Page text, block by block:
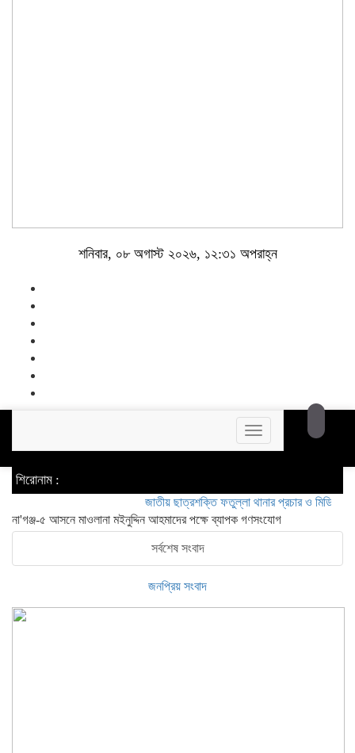
শনিবার, ০৮ অগাস্ট ২০২৬, ১২:৩১ অপরাহ্ন
Toggle
navigation
শিরোনাম :
জাতীয় ছাত্রশক্তি ফতুল্লা থানার প্রচার ও মিডিয়া সম্পাদক
না'গঞ্জ-৫ আসনে মাওলানা মইনুদ্দিন আহমাদের পক্ষে ব্যাপক গণসংযোগ
সর্বশেষ সংবাদ
জনপ্রিয় সংবাদ